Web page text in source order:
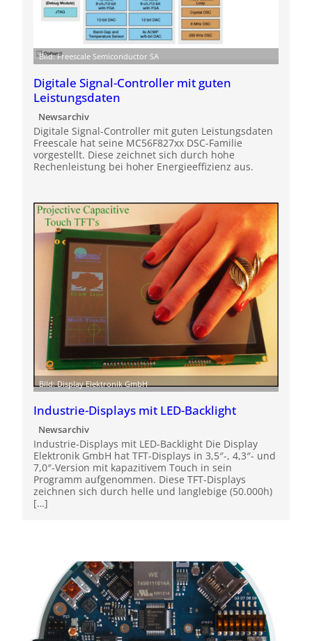
Bild: Freescale Semiconductor SA
Digitale Signal-Controller mit guten
Leistungsdaten
Newsarchiv
Digitale Signal-Controller mit guten Leistungsdaten
Freescale hat seine MC56F827xx DSC-Familie
vorgestellt. Diese zeichnet sich durch hohe
Rechenleistung bei hoher Energieeffizienz aus.
Bild: Display Elektronik GmbH
Industrie-Displays mit LED-Backlight
Newsarchiv
Industrie-Displays mit LED-Backlight Die Display
Elektronik GmbH hat TFT-Displays in 3,5″-, 4,3″- und
7,0″-Version mit kapazitivem Touch in sein
Programm aufgenommen. Diese TFT-Displays
zeichnen sich durch helle und langlebige (50.000h)
[…]